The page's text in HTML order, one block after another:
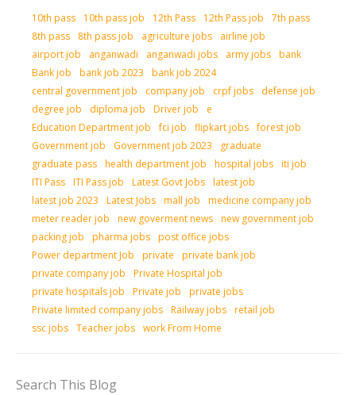
10th pass 10th pass job 12th Pass 12th Pass job
7th pass
8th pass
8th pass job agriculture jobs
airline job
airport job
anganwadi anganwadi jobs army jobs bank
Bank job
bank job 2023
bank job 2024
central government job
company job crpf jobs
defense job
degree job
diploma job Driver job
e
Education Department job
fci job flipkart jobs forest job
Government job
Government job 2023
graduate
graduate pass health department job hospital jobs iti job
ITI Pass ITI Pass job Latest Govt Jobs latest job
latest job 2023
Latest Jobs mall job
medicine company job
meter reader job
new goverment news new government job
packing job
pharma jobs post office jobs
Power department Job
private
private bank job
private company job
Private Hospital job
private hospitals job
Private job
private jobs
Private limited company jobs Railway jobs retail job
ssc jobs Teacher jobs work From Home
Search This Blog